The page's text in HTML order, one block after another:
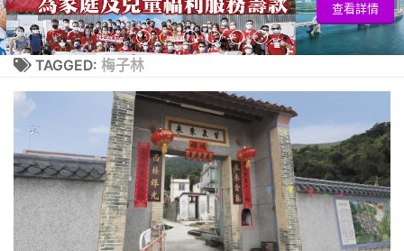
查看詳情
TAGGED: 梅子林